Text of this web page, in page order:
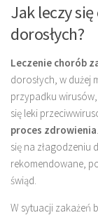
Jak leczy
dorosłych?
Leczenie chorób
dorosłych, w dużej
przypadku
się leki
proces zdrowienia
się na złagodzeniu
rekomendowane,
świąd.
W sytuacji zakażeń